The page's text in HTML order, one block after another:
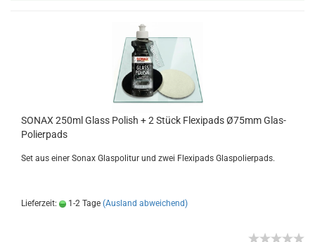
SONAX 250ml Glass Polish + 2 Stück Flexipads Ø75mm Glas-
Polierpads
Set aus einer Sonax Glaspolitur und zwei Flexipads Glaspolierpads.
Lieferzeit: 1-2 Tage (Ausland abweichend)